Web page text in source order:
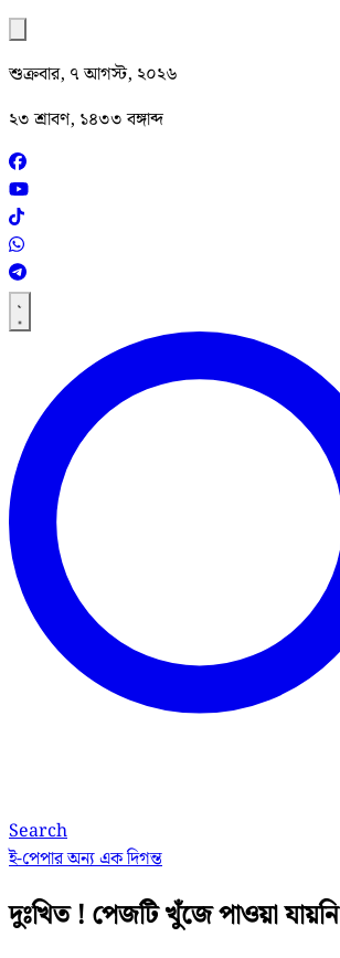
শুক্রবার, ৭ আগস্ট, ২০২৬
২৩ শ্রাবণ, ১৪৩৩ বঙ্গাব্দ
Search
ই-পেপারঅন্য এক দিগন্ত
দুঃখিত ! পেজটি খুঁজে পাওয়া যায়নি